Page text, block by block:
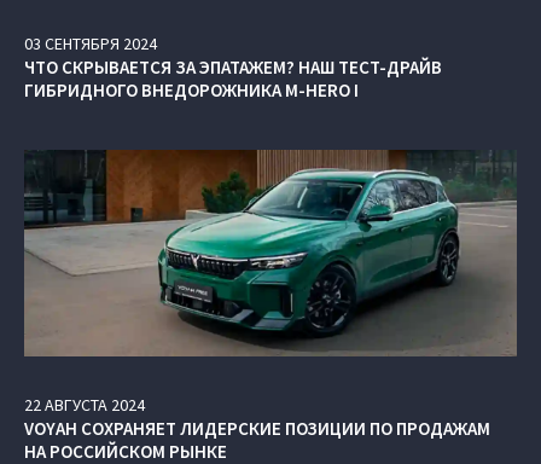
03 СЕНТЯБРЯ 2024
ЧТО СКРЫВАЕТСЯ ЗА ЭПАТАЖЕМ? НАШ ТЕСТ-ДРАЙВ
ГИБРИДНОГО ВНЕДОРОЖНИКА M‑HERO I
22АВГУСТА 2024
VOYAH СОХРАНЯЕТ ЛИДЕРСКИЕ ПОЗИЦИИ ПО ПРОДАЖАМ
НА РОССИЙСКОМ РЫНКЕ